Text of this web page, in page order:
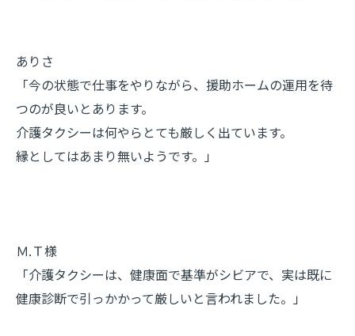
ありさ
「今の状態で仕事をやりながら、援助ホームの運用を待
つのが良いとあります。
介護タクシーは何やらとても厳しく出ています。
縁としてはあまり無いようです。」
Ｍ.Ｔ様
「介護タクシーは、健康面で基準がシビアで、実は既に
健康診断で引っかかって厳しいと言われました。」